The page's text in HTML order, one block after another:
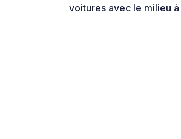
voitures avec le milieu